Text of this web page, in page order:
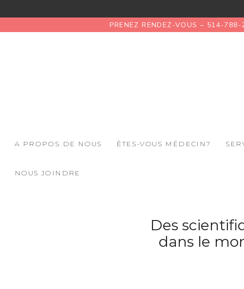
PRENEZ RENDEZ-VOUS – 514-788-
A PROPOS DE NOUS ÊTES-VOUS MÉDECIN?
NOUS JOINDRE
Des
dans le